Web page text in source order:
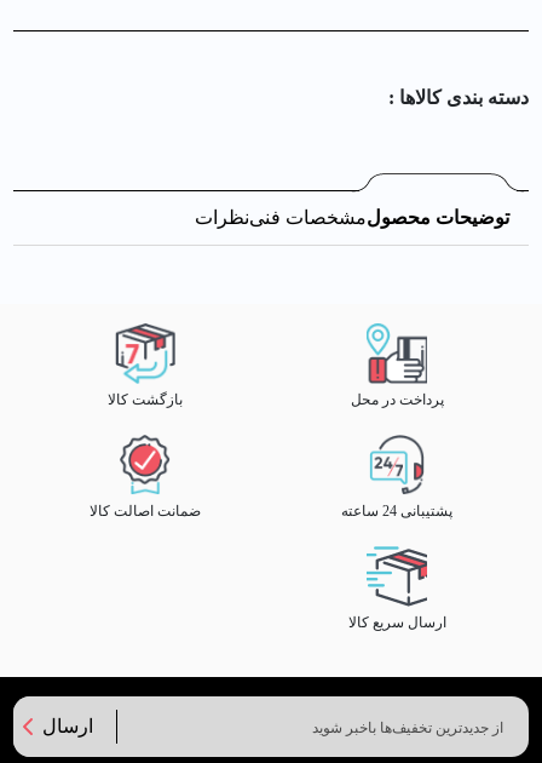
دسته بندی کالا‌ها :
توضیحات محصولمشخصات فنینظرات
پرداخت در محل بازگشت کالا
پشتیبانی 24 ساعته ضمانت اصالت کالا
ارسال سریع کالا
ارسال